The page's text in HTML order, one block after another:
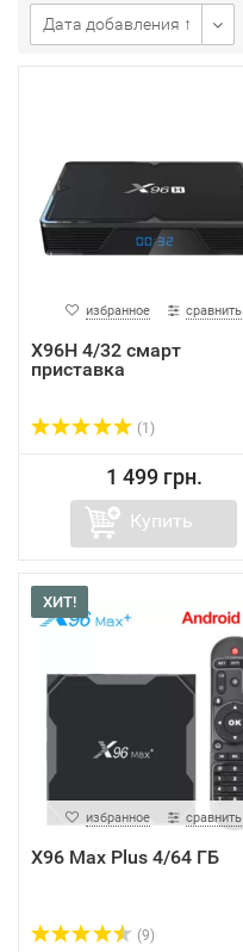
Дата добавления ↑
избранное сравнить
X96H 4/32 смарт
приставка
(1)
1 499 грн.
Купить
ХИТ!
избранное сравнить
X96 Max Plus 4/64 ГБ
(9)